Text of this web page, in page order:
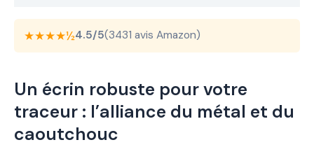
★★★★½4.5/5(3431 avis Amazon)
Un écrin robuste pour votre
traceur : l’alliance du métal et du
caoutchouc